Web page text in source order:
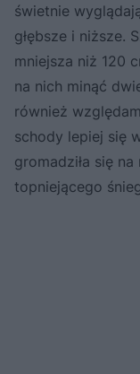
świetnie
głębsze i niższe.
mniejsza niż 120
na nich minąć
również
schody lepiej się
gromadziła się
topniejącego